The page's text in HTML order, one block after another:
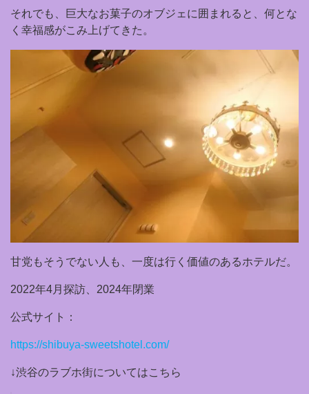
それでも、巨大なお菓子のオブジェに囲まれると、何とな
く幸福感がこみ上げてきた。
甘党もそうでない人も、一度は行く価値のあるホテルだ。
2022年4月探訪、2024年閉業
公式サイト：
https://shibuya-sweetshotel.com/
↓渋谷のラブホ街についてはこちら